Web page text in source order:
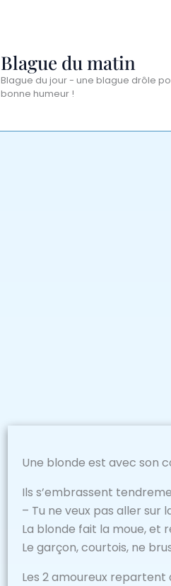
Blague du matin
Blague du jour - une blague drôle
bonne humeur !
Une blonde est avec son
Ils s’embrassent
– Tu ne veux pas aller sur
La blonde fait la moue, et
Le garçon, courtois, ne
Les 2 amoureux repartent